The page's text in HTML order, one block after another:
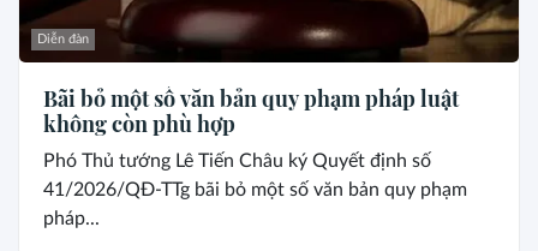
Diễn đàn
Bãi bỏ một số văn bản quy phạm pháp luật
không còn phù hợp
Phó Thủ tướng Lê Tiến Châu ký Quyết định số
41/2026/QĐ-TTg bãi bỏ một số văn bản quy phạm
pháp...